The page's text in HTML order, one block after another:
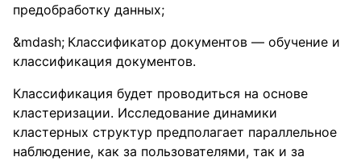
предобработку данных;
Классификатор документов — обучение и
классификация документов.
Классификация будет проводиться на основе
кластеризации. Исследование динамики
кластерных структур предполагает параллельное
наблюдение, как за пользователями, так и за